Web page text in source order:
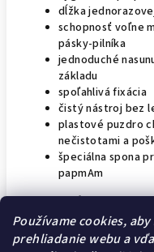
Používame cookies,
prehliadanie webu a
dĺžka
schopnosť voľne
pásky-pilníka
jednoduché
základu
spoľahlivá fixácia
čistý nástroj bez
plastové puzdro
nečistotami a
špeciálna spona
papmAm
Technické parametre:
- zrnitosť: 100
- účel: na manikúru